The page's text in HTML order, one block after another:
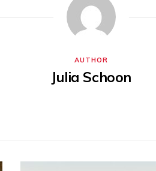
AUTHOR
Julia Schoon